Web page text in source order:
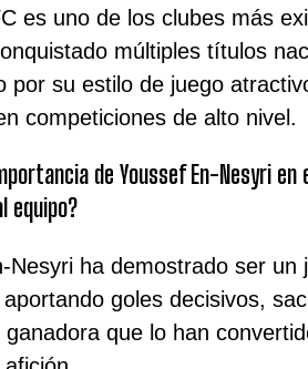
es uno de los clubes más
múltiples títulos
por su estilo de juego
competiciones de alto nivel.
de Youssef En-Nesyri en
equipo?
Nesyri ha demostrado ser un
goles decisivos,
ganadora que lo han